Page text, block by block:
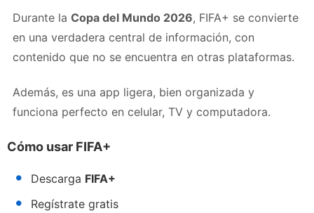
Durante la Copa del Mundo 2026, FIFA+ se convierte
en una verdadera central de información, con
contenido que no se encuentra en otras plataformas.
Además, es una app ligera, bien organizada y
funciona perfecto en celular, TV y computadora.
Cómo usar FIFA+
Descarga FIFA+
Regístrate gratis